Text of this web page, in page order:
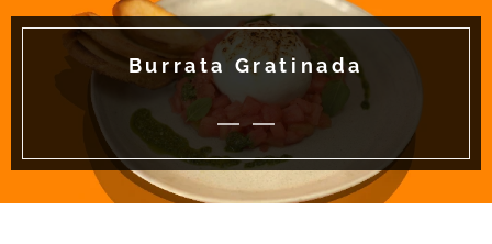
Burrata Gratinada